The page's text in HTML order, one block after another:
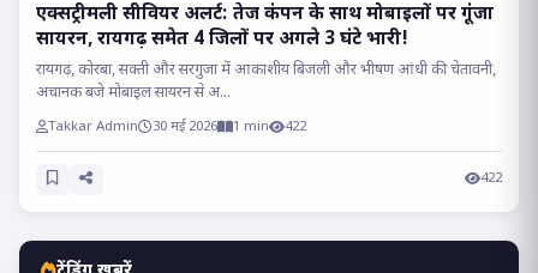
एक्सट्रीमली सीवियर अलर्ट: तेज कंपन के साथ मोबाइलों पर गूंजा
सायरन, रायगढ़ समेत 4 जिलों पर अगले 3 घंटे भारी!
रायगढ़, कोरबा, सक्ती और सरगुजा में आकाशीय बिजली और भीषण आंधी की चेतावनी,
अचानक बजे मोबाइल सायरन से अ...
Takkar Admin 30 मई 2026 1 min 422
422